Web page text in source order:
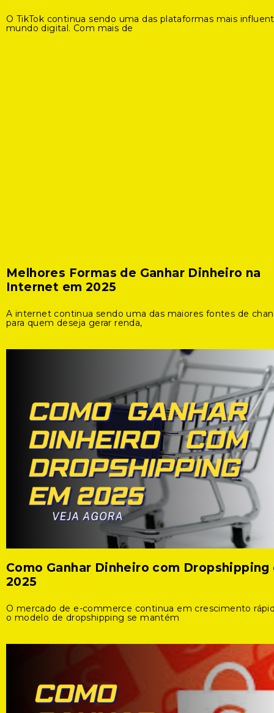
O TikTok continua sendo uma das plataformas mais
mundo digital. Com mais de
Melhores Formas de Ganhar Dinheiro na
Internet em 2025
A internet continua sendo uma das maiores fontes de
para quem deseja gerar renda,
Como Ganhar Dinheiro com Dropshipping
2025
O mercado de e-commerce continua em crescimento
o modelo de dropshipping se mantém